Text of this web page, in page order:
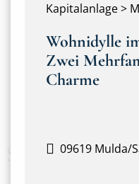
Kapitalanlage >
Wohnidylle
Zwei
Charme
09619 Mulda/